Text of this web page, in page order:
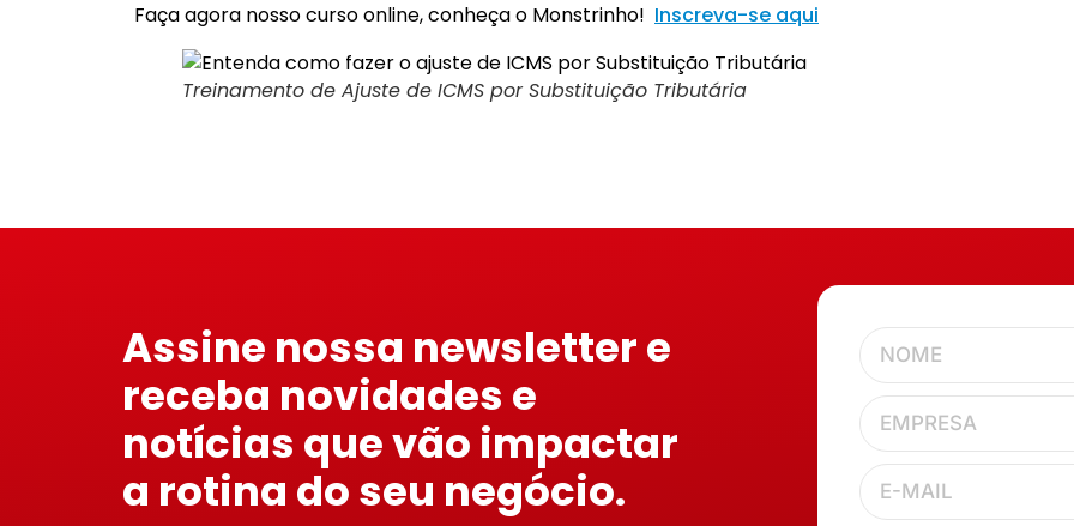
Faça agora nosso curso online, conheça o Monstrinho! Inscreva-se aqui
Treinamento de Ajuste de ICMS por Substituição Tributária
Assine nossa newsletter e
receba novidades e
notícias que vão impactar
a rotina do seu negócio.